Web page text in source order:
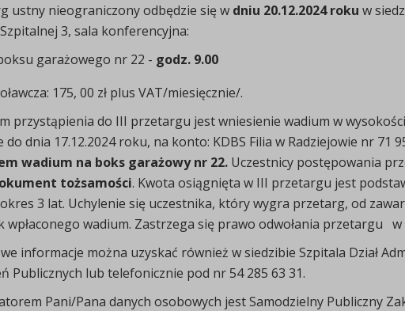
ustny nieograniczony odbędzie się w dniu 20.12.2024 roku w
3, sala konferencyjna:
garażowego nr 22 - godz. 9.00
175, 00 zł plus VAT/miesięcznie/.
przystąpienia do III przetargu jest wniesienie wadium w
dnia 17.12.2024 roku, na konto: KDBS Filia w Radziejowie nr 71
wadium na boks garażowy nr 22. Uczestnicy postępowania
tożsamości. Kwota osiągnięta w III przetargu jest
3 lat. Uchylenie się uczestnika, który wygra przetarg, od
wpłaconego wadium. Zastrzega się prawo odwołania przetargu
informacje można uzyskać również w siedzibie Szpitala Dział
Publicznych lub telefonicznie pod nr 54 285 63 31.
Pani/Pana danych osobowych jest Samodzielny Publiczny